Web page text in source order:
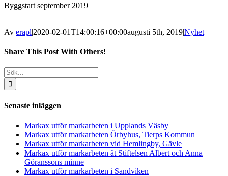
Byggstart september 2019
Av erapl|2020-02-01T14:00:16+00:00augusti 5th, 2019|Nyhet|
Share This Post With Others!
Facebook
X
LinkedIn
WhatsApp
Pinterest
E-
post
Sök
efter:
Senaste inläggen
Markax utför markarbeten i Upplands Väsby
Markax utför markarbeten Örbyhus, Tierps Kommun
Markax utför markarbeten vid Hemlingby, Gävle
Markax utför markarbeten åt Stiftelsen Albert och Anna
Göranssons minne
Markax utför markarbeten i Sandviken